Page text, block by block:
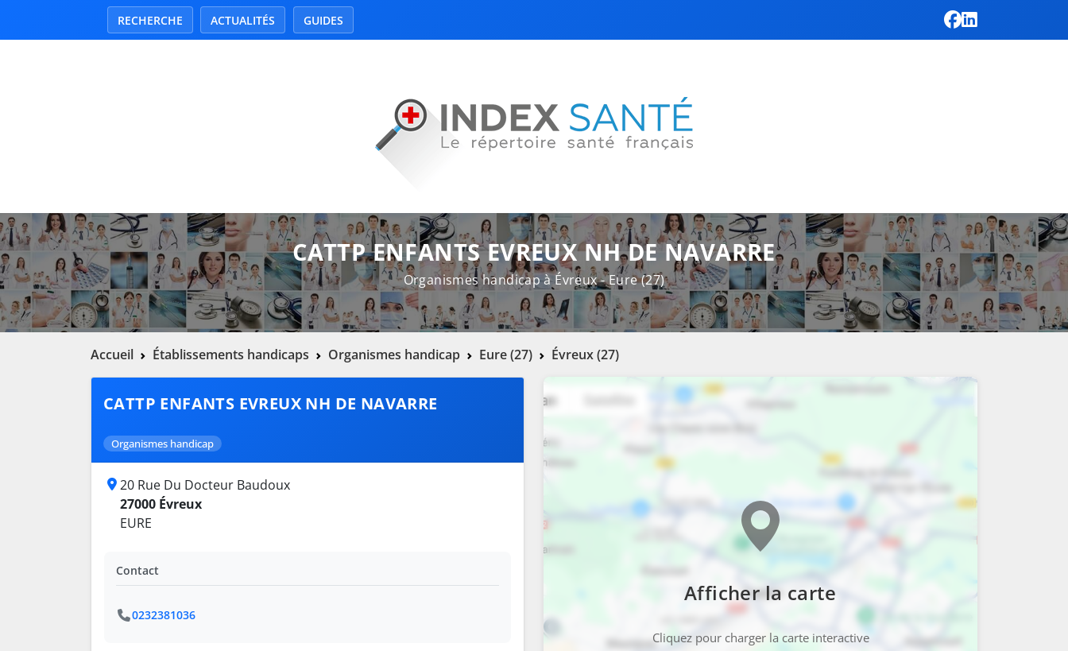
RECHERCHE ACTUALITÉS GUIDES
CATTP ENFANTS EVREUX NH DE NAVARRE
Organismes handicap à Évreux - Eure (27)
Accueil Établissements handicaps Organismes handicap Eure (27) Évreux (27)
Afficher la carte
Cliquez pour charger la carte interactive
CATTP ENFANTS EVREUX NH DE NAVARRE
Organismes handicap
20 Rue Du Docteur Baudoux
27000 Évreux
EURE
Contact
0232381036